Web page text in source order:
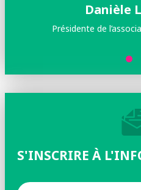
Danièle
Présidente de
S'INSCRIRE À